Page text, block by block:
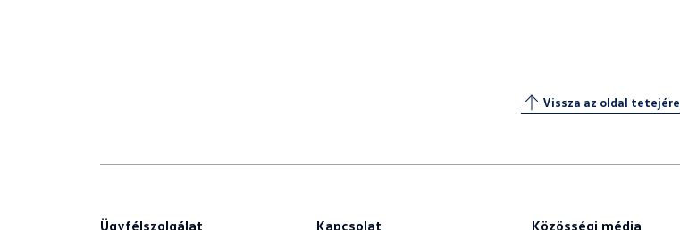
Vissza az oldal tetejére
Ügyfélszolgálat Kapcsolat Közösségi média